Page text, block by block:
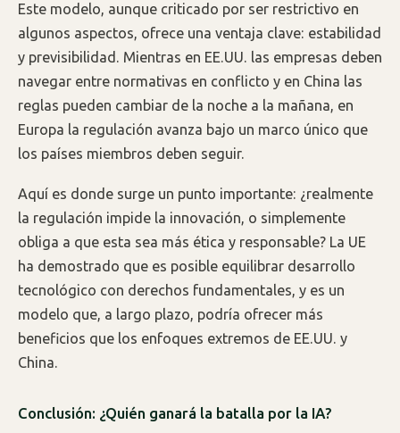
Este modelo, aunque criticado por ser restrictivo en
algunos aspectos, ofrece una ventaja clave: estabilidad
y previsibilidad. Mientras en EE.UU. las empresas deben
navegar entre normativas en conflicto y en China las
reglas pueden cambiar de la noche a la mañana, en
Europa la regulación avanza bajo un marco único que
los países miembros deben seguir.
Aquí es donde surge un punto importante: ¿realmente
la regulación impide la innovación, o simplemente
obliga a que esta sea más ética y responsable? La UE
ha demostrado que es posible equilibrar desarrollo
tecnológico con derechos fundamentales, y es un
modelo que, a largo plazo, podría ofrecer más
beneficios que los enfoques extremos de EE.UU. y
China.
Conclusión: ¿Quién ganará la batalla por la IA?